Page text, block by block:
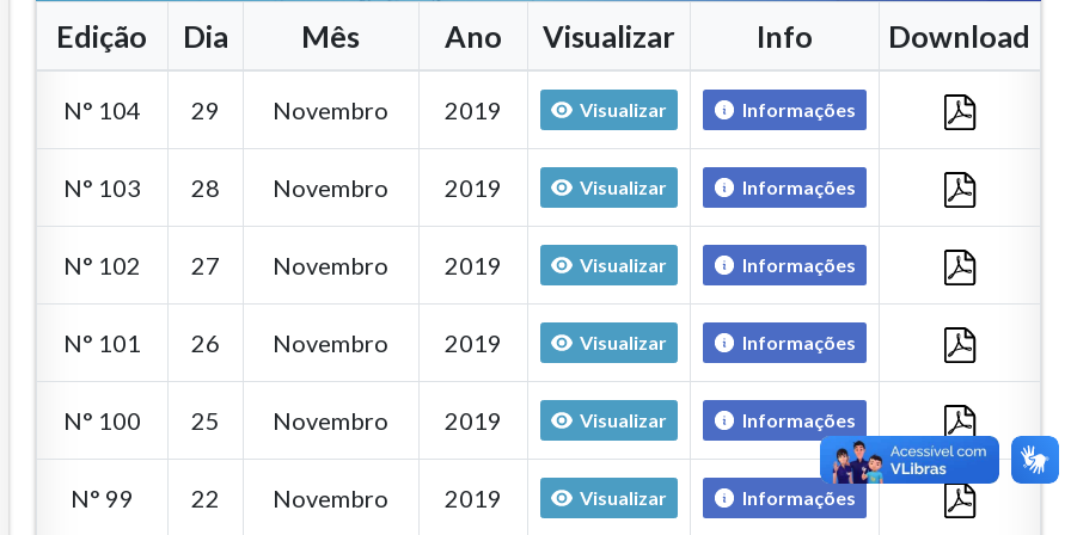
Edição Dia Mês Ano Visualizar Info Download
N° 104 29 Novembro 2019 Visualizar Informações
N° 103 28 Novembro 2019 Visualizar Informações
N° 102 27 Novembro 2019 Visualizar Informações
N° 101 26 Novembro 2019 Visualizar Informações
N° 100 25 Novembro 2019 Visualizar Informações
N° 99 22 Novembro 2019 Visualizar Informações